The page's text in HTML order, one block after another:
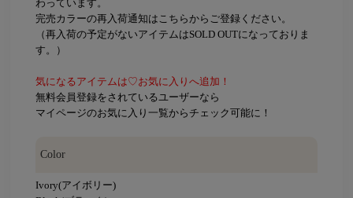
わっています。
完売カラーの再入荷通知はこちらからご登録ください。
（再入荷の予定がないアイテムはSOLD OUTになっておりま
す。）
気になるアイテムは♡お気に入りへ追加！
無料会員登録をされているユーザーなら
マイページのお気に入り一覧からチェック可能に！
Color
Ivory(アイボリー)